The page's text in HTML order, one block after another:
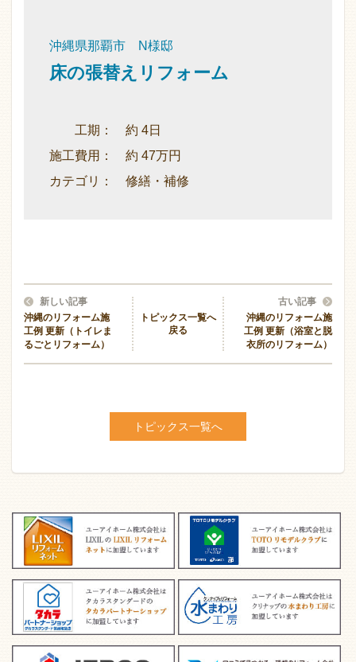
沖縄県那覇市 N様邸
床の張替えリフォーム
工期： 約 4日
施工費用： 約 47万円
カテゴリ： 修繕・補修
新しい記事
沖縄のリフォーム施
工例 更新（トイレま
るごとリフォーム）
トピックス一覧へ
戻る
古い記事
沖縄のリフォーム施
工例 更新（浴室と脱
衣所のリフォーム）
トピックス一覧へ